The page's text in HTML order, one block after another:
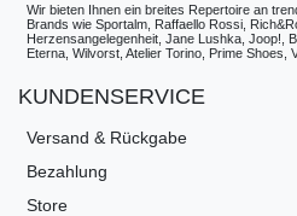
Wir bieten Ihnen ein breites Repertoire an
Brands wie Sportalm, Raffaello Rossi,
Herzensangelegenheit, Jane Lushka, Joop!,
Eterna, Wilvorst, Atelier Torino, Prime Shoes,
KUNDENSERVICE
Versand & Rückgabe
Bezahlung
Store